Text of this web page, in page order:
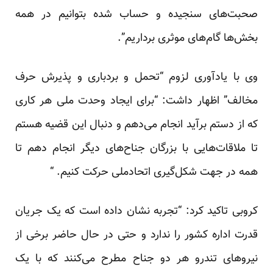
صحبت‌های سنجیده و حساب شده بتوانیم در همه
بخش‌ها گام‌های موثری برداریم”.
وی با یادآوری لزوم “تحمل و بردباری و پذیرش حرف
مخالف” اظهار داشت: “برای ایجاد وحدت ملی هر کاری
که از دستم برآید انجام می‌دهم و دنبال این قضیه هستم
تا ملاقات‌هایی با بزرگان جناح‌های دیگر انجام دهم تا
همه در جهت شکل‌گیری اتحادملی حرکت کنیم. “
کروبی تاکید کرد: “تجربه نشان داده است که یک جریان
قدرت اداره کشور را ندارد و حتی در حال حاضر برخی از
نیروهای تندرو هر دو جناح مطرح می‌کنند که با یک